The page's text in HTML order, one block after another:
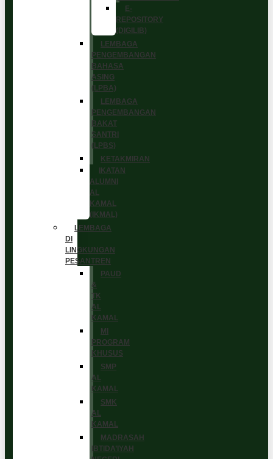
E-
REPOSITORY
(DIGILIB)
LEMBAGA
PENGEMBANGAN
BAHASA
ASING
(LPBA)
LEMBAGA
PENGEMBANGAN
BAKAT
SANTRI
(LPBS)
KETAKMIRAN
IKATAN
ALUMNI
AL
KAMAL
(IKMAL)
LEMBAGA
DI
LINGKUNGAN
PESANTREN
PAUD
&
TK
AL
KAMAL
MI
PROGRAM
KHUSUS
SMP
AL
KAMAL
SMK
AL
KAMAL
MADRASAH
IBTIDA’IYAH